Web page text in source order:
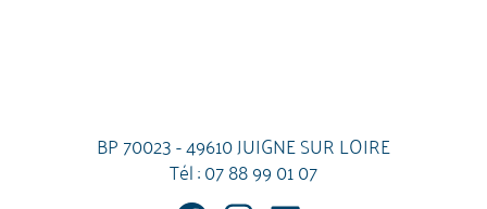
BP 70023 - 49610 JUIGNE SUR LOIRE
Tél :07 88 99 01 07